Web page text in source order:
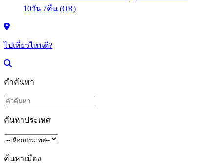
ไปเที่ยวไหนดี?
คำค้นหา
ค้นหาประเทศ
ค้นหาเมือง